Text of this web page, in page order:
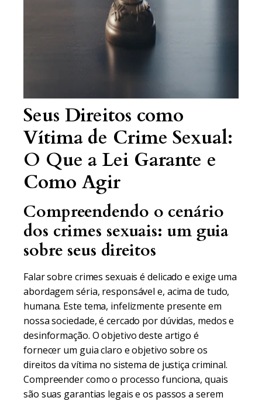
Seus Direitos como
Vítima de Crime Sexual:
O Que a Lei Garante e
Como Agir
Compreendendo o cenário
dos crimes sexuais: um guia
sobre seus direitos
Falar sobre crimes sexuais é delicado e exige uma
abordagem séria, responsável e, acima de tudo,
humana. Este tema, infelizmente presente em
nossa sociedade, é cercado por dúvidas, medos e
desinformação. O objetivo deste artigo é
fornecer um guia claro e objetivo sobre os
direitos da vítima no sistema de justiça criminal.
Compreender como o processo funciona, quais
são suas garantias legais e os passos a serem